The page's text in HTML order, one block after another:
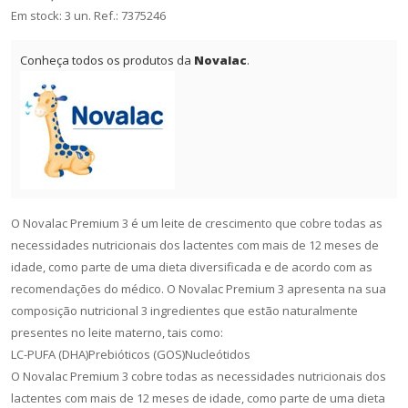
Em stock: 3 un. Ref.: 7375246
Conheça todos os produtos da Novalac.
O Novalac Premium 3 é um leite de crescimento que cobre todas as
necessidades nutricionais dos lactentes com mais de 12 meses de
idade, como parte de uma dieta diversificada e de acordo com as
recomendações do médico. O Novalac Premium 3 apresenta na sua
composição nutricional 3 ingredientes que estão naturalmente
presentes no leite materno, tais como:
LC-PUFA (DHA)Prebióticos (GOS)Nucleótidos
O Novalac Premium 3 cobre todas as necessidades nutricionais dos
lactentes com mais de 12 meses de idade, como parte de uma dieta